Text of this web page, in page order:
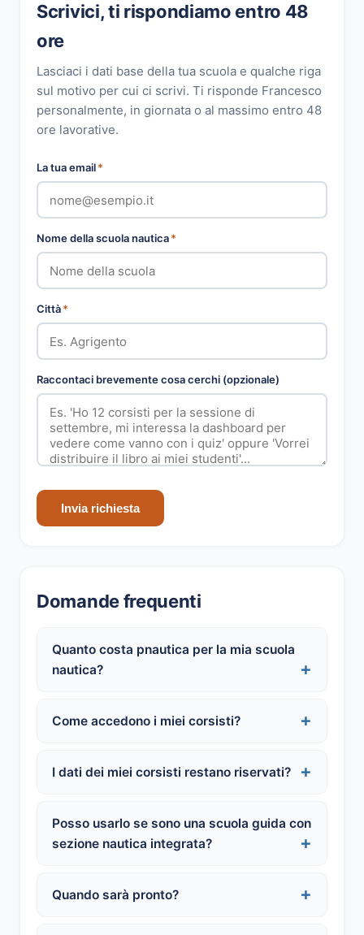
Scrivici, ti rispondiamo entro 48
ore
Lasciaci i dati base della tua scuola e qualche riga
sul motivo per cui ci scrivi. Ti risponde Francesco
personalmente, in giornata o al massimo entro 48
ore lavorative.
La tua email*
Nome della scuola nautica*
Città*
Raccontaci brevemente cosa cerchi (opzionale)
Invia richiesta
Domande frequenti
Quanto costa pnautica per la mia scuola
nautica?
Come accedono i miei corsisti?
I dati dei miei corsisti restano riservati?
Posso usarlo se sono una scuola guida con
sezione nautica integrata?
Quando sarà pronto?